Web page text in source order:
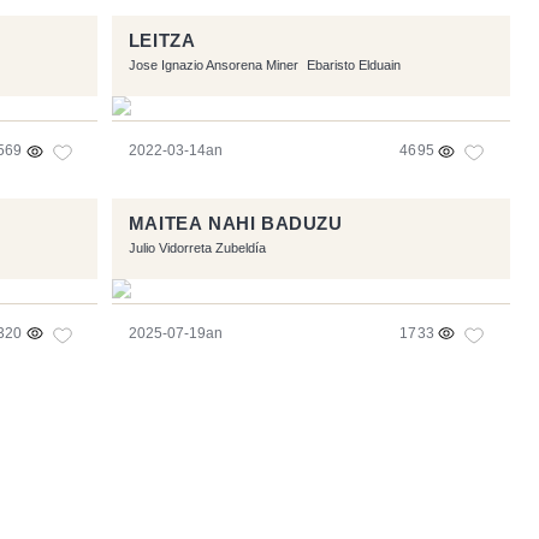
LEITZA
Jose Ignazio Ansorena Miner Ebaristo Elduain
2022-03-14an 4695
MAITEA NAHI BADUZU
Julio Vidorreta Zubeldía
2025-07-19an 1733